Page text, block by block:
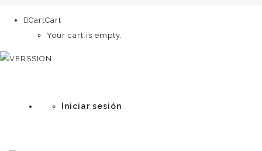
CartCart
Your cart is empty.
Iniciar sesión